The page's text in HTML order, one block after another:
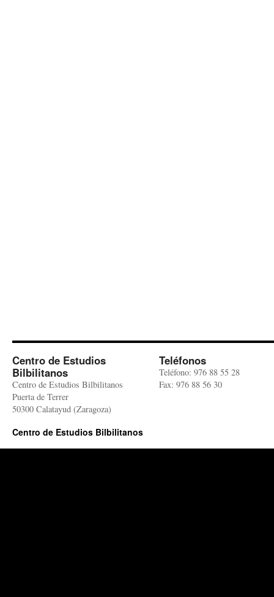
Centro de Estudios
Bilbilitanos
Centro de Estudios Bilbilitanos
Puerta de Terrer
50300 Calatayud (Zaragoza)
Teléfonos
Teléfono: 976 88 55 28
Fax: 976 88 56 30
Centro de Estudios Bilbilitanos